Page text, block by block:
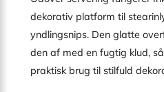
dekorativ platform til
yndlingsnips. Den glatte
den af med en fugtig klud,
praktisk brug til stilfuld